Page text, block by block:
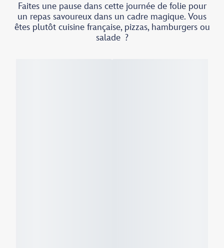
Faites une pause dans cette journée de folie pour
un repas savoureux dans un cadre magique. Vous
êtes plutôt cuisine française, pizzas, hamburgers ou
salade ?